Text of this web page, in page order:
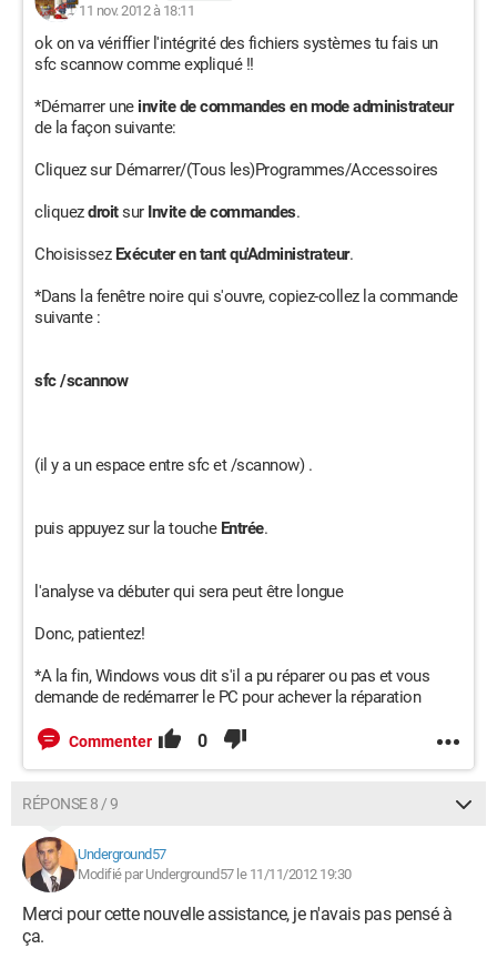
11 nov. 2012 à 18:11
ok on va vériffier l'intégrité des fichiers systèmes tu fais un
sfc scannow comme expliqué !!
*Démarrer une invite de commandes en mode administrateur
de la façon suivante:
Cliquez sur Démarrer/(Tous les)Programmes/Accessoires
cliquezdroitsur Invite de commandes.
Choisissez Exécuter en tant qu'Administrateur.
*Dans la fenêtre noire qui s'ouvre, copiez-collez la commande
suivante :
sfc /scannow
(il y a un espace entre sfc et /scannow) .
puis appuyez sur la touche Entrée.
l'analyse va débuter qui sera peut être longue
Donc, patientez!
*A la fin, Windows vous dit s'il a pu réparer ou pas et vous
demande de redémarrer le PC pour achever la réparation
Commenter 0
RÉPONSE 8 / 9
Underground57
Modifié par Underground57 le 11/11/2012 19:30
Merci pour cette nouvelle assistance, je n'avais pas pensé à
ça.